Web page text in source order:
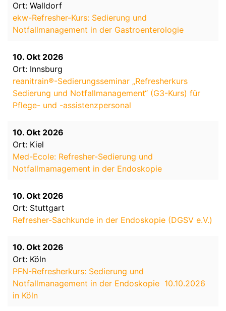
Ort: Walldorf
ekw-Refresher-Kurs: Sedierung und
Notfallmanagement in der Gastroenterologie
10. Okt 2026
Ort: Innsburg
reanitrain®-Sedierungsseminar „Refresherkurs
Sedierung und Notfallmanagement“ (G3-Kurs) für
Pflege- und -assistenzpersonal
10. Okt 2026
Ort: Kiel
Med-Ecole: Refresher-Sedierung und
Notfallmamagement in der Endoskopie
10. Okt 2026
Ort: Stuttgart
Refresher-Sachkunde in der Endoskopie (DGSV e.V.)
10. Okt 2026
Ort: Köln
PFN-Refresherkurs: Sedierung und
Notfallmanagement in der Endoskopie 10.10.2026
in Köln